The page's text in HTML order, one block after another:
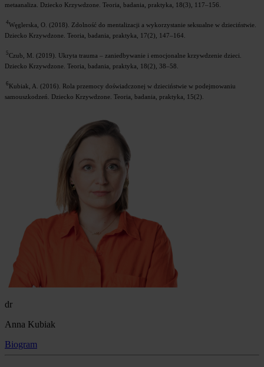
metaanaliza. Dziecko Krzywdzone. Teoria, badania, praktyka, 18(3), 117–156.
4 Węglerska, O. (2018). Zdolność do mentalizacji a wykorzystanie seksualne w dzieciństwie.
Dziecko Krzywdzone. Teoria, badania, praktyka, 17(2), 147–164.
5Czub, M. (2019). Ukryta trauma – zaniedbywanie i emocjonalne krzywdzenie dzieci.
Dziecko Krzywdzone. Teoria, badania, praktyka, 18(2), 38–58.
6 Kubiak, A. (2016). Rola przemocy doświadczonej w dzieciństwie w podejmowaniu
samouszkodzeń. Dziecko Krzywdzone. Teoria, badania, praktyka, 15(2).
dr
Anna Kubiak
Biogram